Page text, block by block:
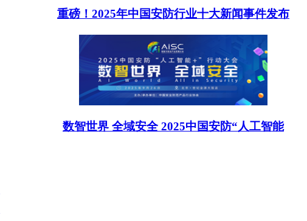
重磅！2025年中国安防行业十大新闻事件发布
数智世界 全域安全 2025中国安防“人工智能